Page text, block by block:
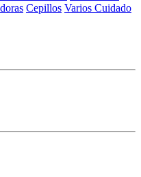
Cepillos Varios Cuidado